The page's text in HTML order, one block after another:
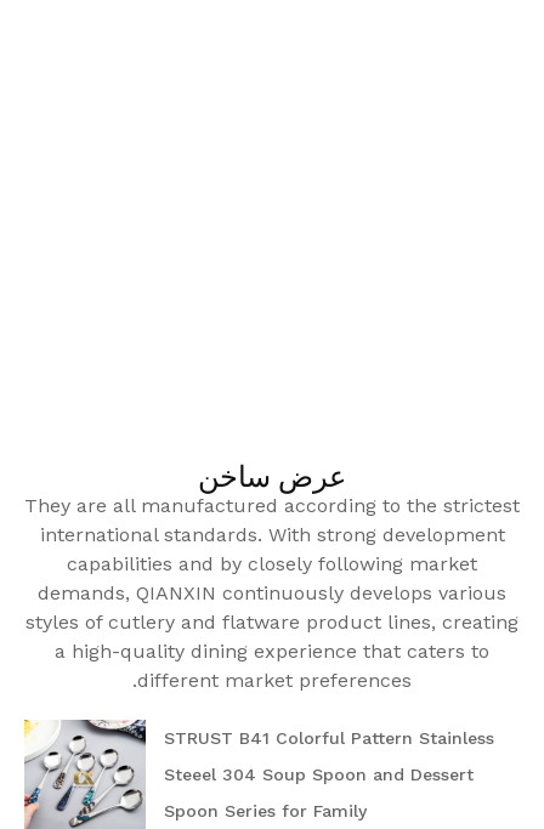
عرض ساخن
They are all manufactured according to the strictest
international standards. With strong development
capabilities and by closely following market
demands, QIANXIN continuously develops various
styles of cutlery and flatware product lines, creating
a high-quality dining experience that caters to
different market preferences.
STRUST B41 Colorful Pattern Stainless
Steeel 304 Soup Spoon and Dessert
Spoon Series for Family